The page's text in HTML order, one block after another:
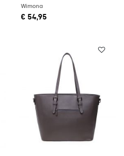
Wimona
€ 54,95